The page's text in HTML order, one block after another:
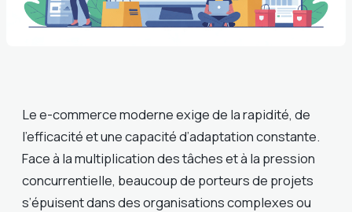
Le e-commerce moderne exige de la rapidité, de
l’efficacité et une capacité d’adaptation constante.
Face à la multiplication des tâches et à la pression
concurrentielle, beaucoup de porteurs de projets
s’épuisent dans des organisations complexes ou